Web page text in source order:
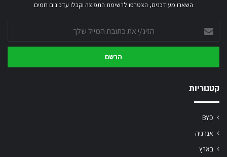
השארו מעודכנים, הצטרפו לרשימת התפוצה וקבלו עדכונים חמים
את
כתובת
שלך
קטגוריות
BYD
אנרגיה
בארץ